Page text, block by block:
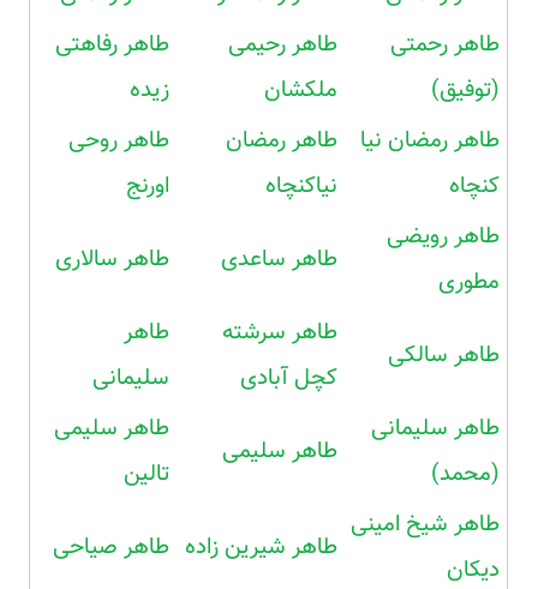
طاهر رحمتی
(توفیق)
طاهر رحیمی
ملکشان
طاهر رفاهتی
زیده
طاهر رمضان نیا
کنچاه
طاهر رمضان
نیاکنچاه
طاهر روحی
اورنج
طاهر رویضی
مطوری
طاهر ساعدی طاهر سالاری
طاهر سالکی
طاهر سرشته
کچل آبادی
طاهر
سلیمانی
طاهر سلیمانی
(محمد)
طاهر سلیمی
طاهر سلیمی
تالین
طاهر شیخ امینی
دیکان
طاهر شیرین زاده طاهر صیاحی